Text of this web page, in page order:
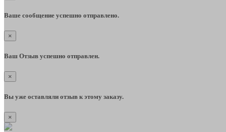
Ваше сообщение успешно отправлено.
×
Ваш Отзыв успешно отправлен.
×
Вы уже оставляли отзыв к этому заказу.
×